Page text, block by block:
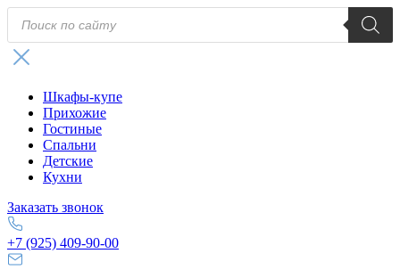
товаров
Шкафы-купе
Прихожие
Гостиные
Спальни
Детские
Кухни
Заказать звонок
+7 (925) 409-90-00